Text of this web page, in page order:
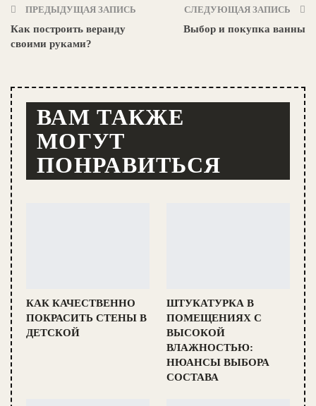
ПРЕДЫДУЩАЯ ЗАПИСЬ
Как построить веранду
своими руками?
СЛЕДУЮЩАЯ ЗАПИСЬ
Выбор и покупка ванны
ВАМ ТАКЖЕ
МОГУТ
ПОНРАВИТЬСЯ
КАК КАЧЕСТВЕННО
ПОКРАСИТЬ СТЕНЫ В
ДЕТСКОЙ
ШТУКАТУРКА В
ПОМЕЩЕНИЯХ С
ВЫСОКОЙ
ВЛАЖНОСТЬЮ:
НЮАНСЫ ВЫБОРА
СОСТАВА